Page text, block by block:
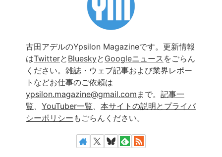
古田アデルのYpsilon Magazineです。更新情報
はTwitterと Blueskyと Googleニュース をごらん
ください。雑誌・ウェブ記事および業界レポー
トなどお仕事のご依頼は
ypsilon.magazine@gmail.com まで。 記事一
覧、 YouTuber一覧、 本サイトの説明とプライバ
シーポリシー もごらんください。